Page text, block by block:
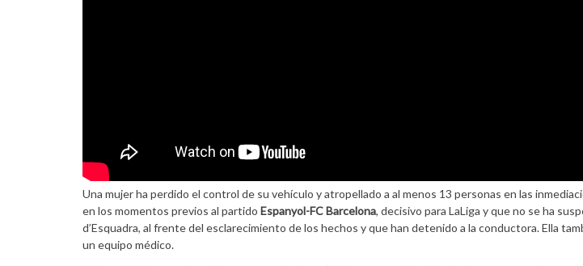
Una mujer ha perdido el control de su vehículo y atropellado a al menos 13 personas en las
en los momentos previos al partido Espanyol-FC Barcelona, decisivo para LaLiga y que no se ha
d’Esquadra, al frente del esclarecimiento de los hechos y que han detenido a la conductora. Ella
un equipo médico.